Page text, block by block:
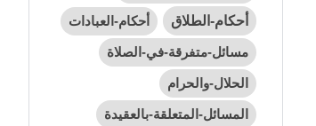
أحكام-الطلاق أحكام-العبادات
مسائل-متفرقة-في-الصلاة
الحلال-والحرام
المسائل-المتعلقة-بالعقيدة